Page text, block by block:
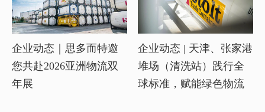
企业动态｜思多而特邀
您共赴2026亚洲物流双
年展
企业动态 | 天津、张家港
堆场（清洗站）践行全
球标准，赋能绿色物流